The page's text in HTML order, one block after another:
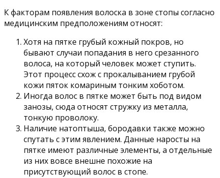
К факторам появления волоска в зоне стопы согласно
медицинским предположениям относят:
Хотя на пятке грубый кожный покров, но
бывают случаи попадания в него срезанного
волоса, на который человек может ступить.
Этот процесс схож с прокалыванием грубой
кожи пяток комариным тонким хоботом.
Иногда волос в пятке может быть под видом
занозы, сюда относят стружку из металла,
тонкую проволоку.
Наличие натоптыша, бородавки также можно
спутать с этим явлением. Данные наросты на
пятке имеют различные элементы, а отдельные
из них вовсе внешне похожие на
присутствующий волос в стопе.